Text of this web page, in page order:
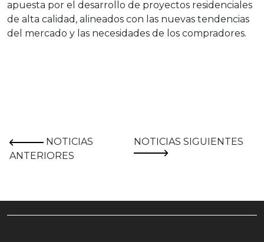
apuesta por el desarrollo de proyectos residenciales
de alta calidad, alineados con las nuevas tendencias
del mercado y las necesidades de los compradores.
NOTICIAS
ANTERIORES
NOTICIAS SIGUIENTES